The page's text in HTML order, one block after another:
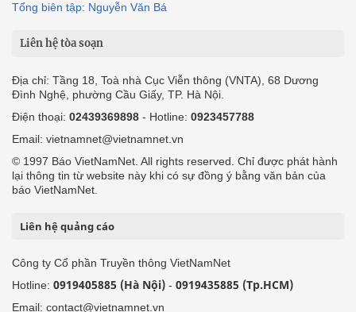
Tổng biên tập: Nguyễn Văn Bá
Liên hệ tòa soạn
Địa chỉ: Tầng 18, Toà nhà Cục Viễn thông (VNTA), 68 Dương
Đình Nghệ, phường Cầu Giấy, TP. Hà Nội.
Điện thoại: 02439369898 - Hotline: 0923457788
Email: vietnamnet@vietnamnet.vn
© 1997 Báo VietNamNet. All rights reserved. Chỉ được phát hành
lại thông tin từ website này khi có sự đồng ý bằng văn bản của
báo VietNamNet.
Liên hệ quảng cáo
Công ty Cổ phần Truyền thông VietNamNet
Hotline: 0919405885 (Hà Nội) - 0919435885 (Tp.HCM)
Email: contact@vietnamnet.vn